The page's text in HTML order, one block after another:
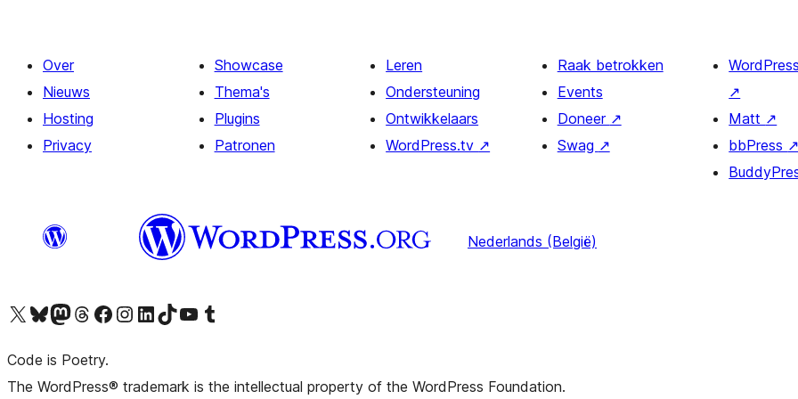
Over
Nieuws
Hosting
Privacy
Showcase
Thema's
Plugins
Patronen
Leren
Ondersteuning
Ontwikkelaars
WordPress.tv ↗
Raak betrokken
Events
Doneer ↗
Swag ↗
↗
Matt ↗
bbPress ↗
Nederlands (België)
Bezoek ons X (voorheen Twitter) account
Bezoek onze Bluesky account
Bezoek ons Mastodon account
Bezoek onze Threads account
Onze Facebookpagina bezoeken
Bezoek onze Instagram account
Bezoek onze LinkedIn account
Bezoek onze TikTok account
Bezoek ons YouTube kanaalBezoek onze Tumblr account
Code is Poetry.
The WordPress® trademark is the intellectual property of the WordPress Foundation.